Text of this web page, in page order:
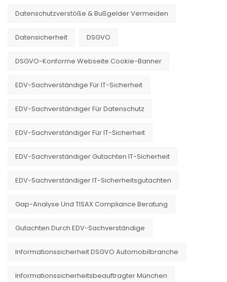
Datenschutzverstöße & Bußgelder Vermeiden
Datensicherheit DSGVO
DSGVO-Konforme Webseite Cookie-Banner
EDV-Sachverständige Für IT-Sicherheit
EDV-Sachverständiger Für Datenschutz
EDV-Sachverständiger Für IT-Sicherheit
EDV-Sachverständiger Gutachten IT-Sicherheit
EDV-Sachverständiger IT-Sicherheitsgutachten
Gap-Analyse Und TISAX Compliance Beratung
Gutachten Durch EDV-Sachverständige
Informationssicherheit DSGVO Automobilbranche
Informationssicherheitsbeauftragter München